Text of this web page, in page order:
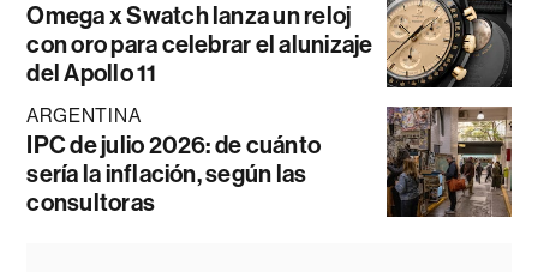
Omega x Swatch lanza un reloj
con oro para celebrar el alunizaje
del Apollo 11
ARGENTINA
IPC de julio 2026: de cuánto
sería la inflación, según las
consultoras